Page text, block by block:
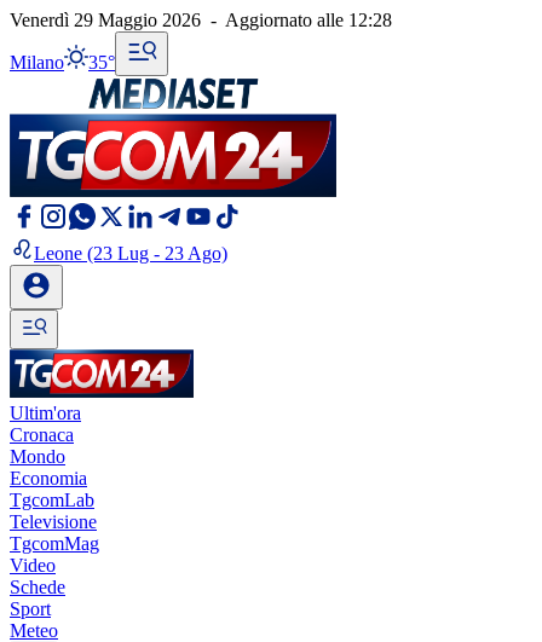
Venerdì 29 Maggio 2026 - Aggiornato alle 12:28
Milano 35°
Leone (23 Lug - 23 Ago)
Ultim'ora
Cronaca
Mondo
Economia
TgcomLab
Televisione
TgcomMag
Video
Schede
Sport
Meteo